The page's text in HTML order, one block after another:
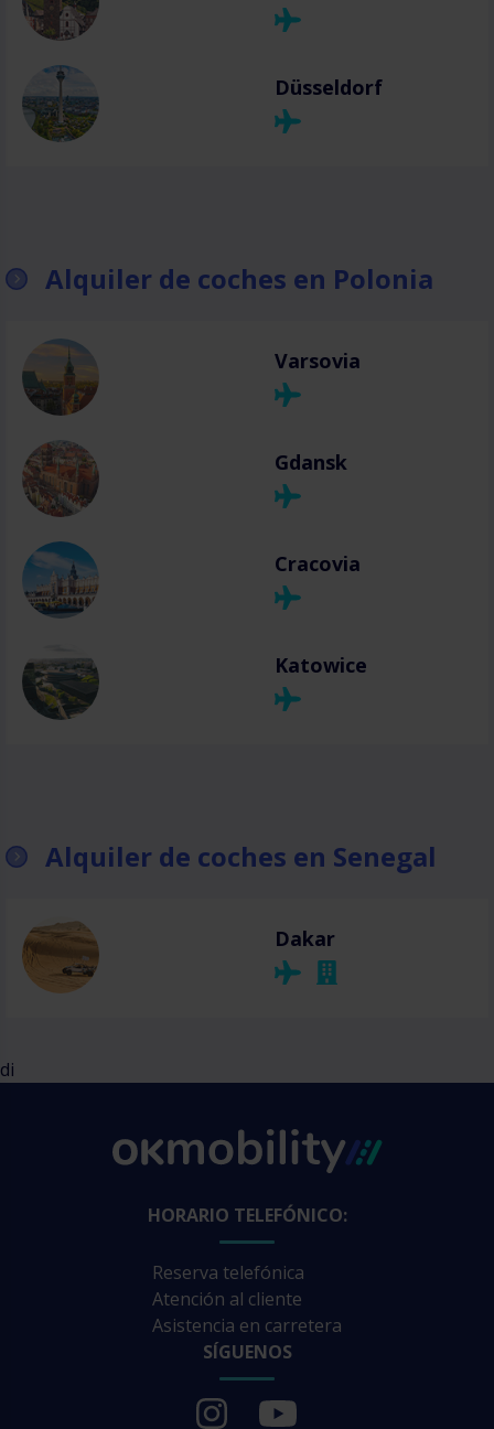
Düsseldorf
Alquiler de coches en Polonia
Varsovia
Gdansk
Cracovia
Katowice
Alquiler de coches en Senegal
Dakar
di
HORARIO TELEFÓNICO:
Reserva telefónica
Atención al cliente
Asistencia en carretera
SÍGUENOS